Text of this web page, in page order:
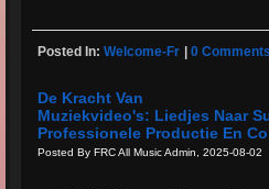
Posted In:Welcome-Fr |0 Comments
De Kracht Van
Muziekvideo's: Liedjes Naar
Professionele Productie En
Posted By FRC All Music Admin, 2025-08-02